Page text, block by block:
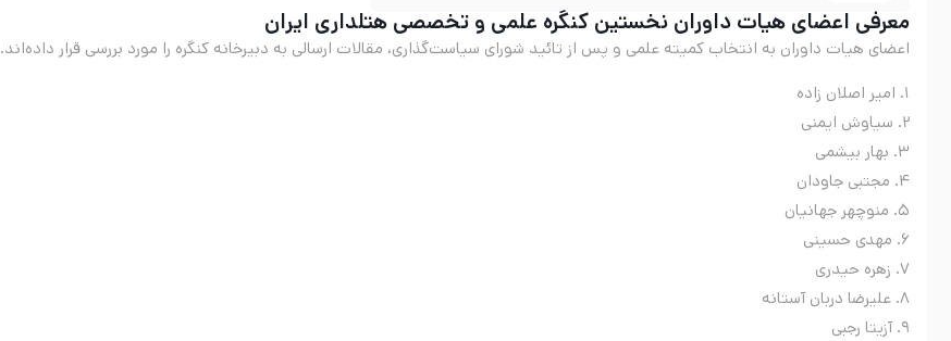
معرفی اعضای هیات داوران نخستین کنگره علمی و تخصصی هتلداری ایران
اعضای هیات داوران به انتخاب کمیته علمی و پس از تائید شورای سیاست‌گذاری، مقالات ارسالی به دبیرخانه کنگره را مورد بررسی قرار داده‌اند.
۱. امیر اصلان زاده
۲. سیاوش ایمنی
۳. بهار بیشمی
۴. مجتبی جاودان
۵. منوچهر جهانیان
۶. مهدی حسینی
۷. زهره حیدری
۸. علیرضا دربان آستانه
۹. آزیتا رجبی